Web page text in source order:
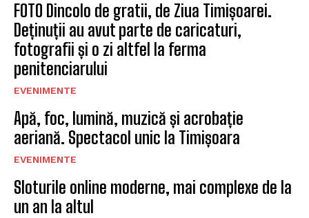
FOTO Dincolo de gratii, de Ziua Timișoarei.
Deținuții au avut parte de caricaturi,
fotografii și o zi altfel la ferma
penitenciarului
EVENIMENTE
Apă, foc, lumină, muzică și acrobație
aeriană. Spectacol unic la Timișoara
EVENIMENTE
Sloturile online moderne, mai complexe de la
un an la altul